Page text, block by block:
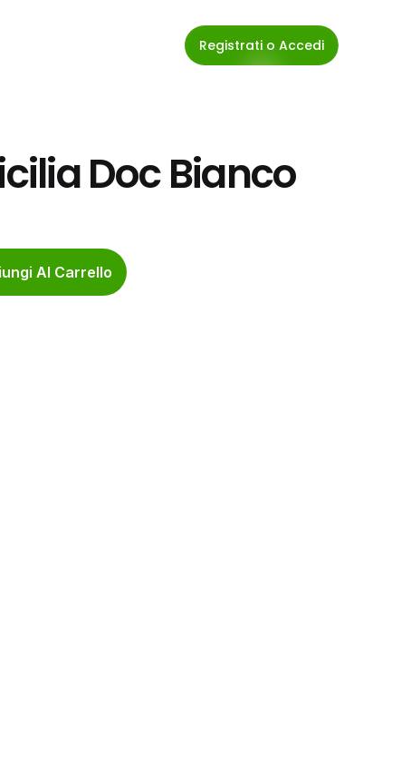
Registrati o Accedi
Doc Bianco
Al Carrello